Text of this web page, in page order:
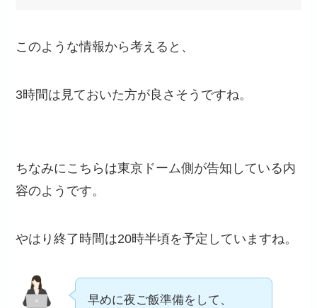
このような情報から考えると、
3時間は見ておいた方が良さそうですね。
ちなみにこちらは東京ドーム側が告知している内
容のようです。
やはり終了時間は20時半頃を予定していますね。
早めに夜ご飯準備をして、